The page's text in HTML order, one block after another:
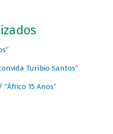
Turíbio Santos”
15 Anos”